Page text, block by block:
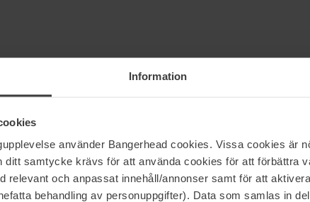
Information
använder Bangerhead cookies. Vissa cookies är
ditt samtycke krävs för att använda cookies för att förbättra
relevant och anpassat innehåll/annonser samt för att
behandling av personuppgifter). Data som samlas in